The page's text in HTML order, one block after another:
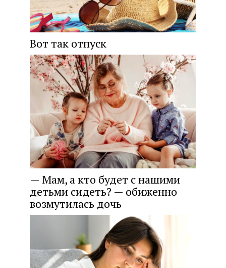
Вот так отпуск
— Мам, а кто будет с нашими
детьми сидеть? — обиженно
возмутилась дочь